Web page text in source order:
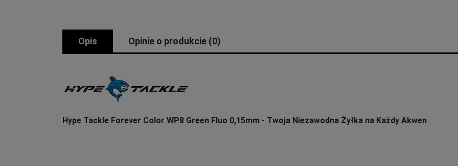
Opis Opinie o produkcie (0)
Hype Tackle Forever Color WP8 Green Fluo 0,15mm - Twoja Niezawodna Żyłka na Każdy Akwen